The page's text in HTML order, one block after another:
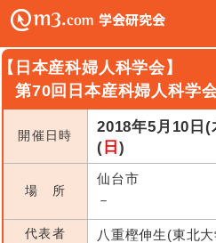
日本産科婦人科学会】
第70回日本産科婦人科学
開催日時
2018年5月10日(
( 日 )
場 所
仙台市
－
代表者 八重樫伸生(東北